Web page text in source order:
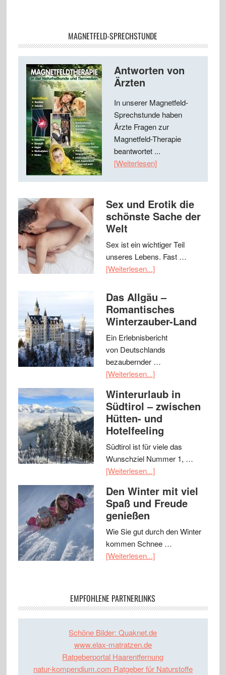
MAGNETFELD-SPRECHSTUNDE
Antworten von
Ärzten
In unserer Magnetfeld-
Sprechstunde haben
Ärzte Fragen zur
Magnetfeld-Therapie
beantwortet ...
[Weiterlesen]
Sex und Erotik die
schönste Sache der
Welt
Sex ist ein wichtiger Teil
unseres Lebens. Fast …
[Weiterlesen...]
Das Allgäu –
Romantisches
Winterzauber-Land
Ein Erlebnisbericht
von Deutschlands
bezaubernder …
[Weiterlesen...]
Winterurlaub in
Südtirol – zwischen
Hütten- und
Hotelfeeling
Südtirol ist für viele das
Wunschziel Nummer 1, …
[Weiterlesen...]
Den Winter mit viel
Spaß und Freude
genießen
Wie Sie gut durch den Winter
kommen Schnee …
[Weiterlesen...]
EMPFOHLENE PARTNERLINKS
Schöne Bilder: Quaknet.de
www.elax-matratzen.de
Ratgeberportal Haarentfernung
natur-kompendium.com Ratgeber für Naturstoffe